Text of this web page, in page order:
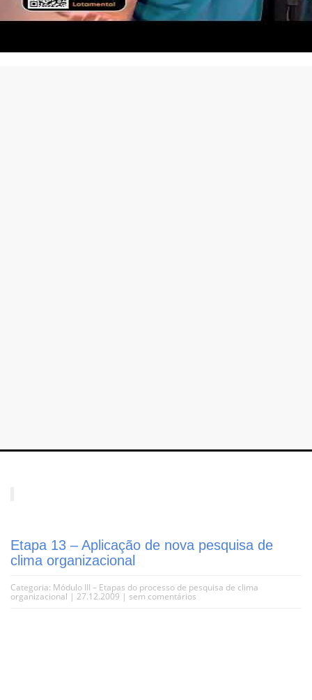
Etapa 13 – Aplicação de nova pesquisa de
clima organizacional
Categoria: Módulo III – Etapas do processo de pesquisa de clima
organizacional | 27.12.2009 | sem comentários